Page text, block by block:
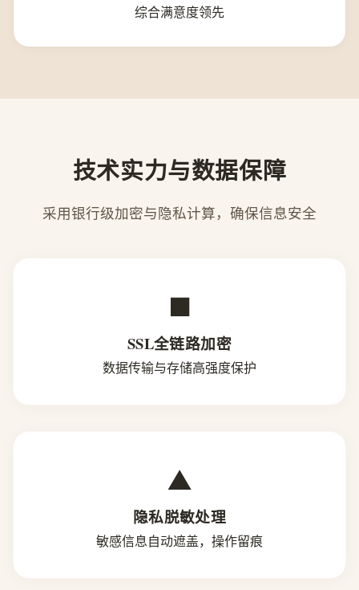
综合满意度领先
技术实力与数据保障
采用银行级加密与隐私计算，确保信息安全
■
SSL全链路加密
数据传输与存储高强度保护
▲
隐私脱敏处理
敏感信息自动遮盖，操作留痕